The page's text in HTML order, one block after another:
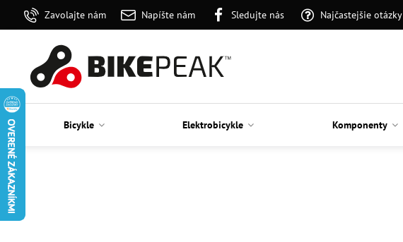
Zavolajte nám Napíšte nám Sledujte nás Najčastejšie otázky
Bicykle Elektrobicykle Komponenty